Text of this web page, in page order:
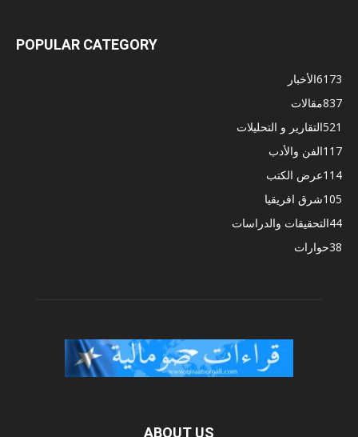
POPULAR CATEGORY
الأخبار6173
مقالات837
التقارير و التحليلات521
الفن والأدب117
عرض الكتب114
شرق افريقيا105
التحقيقات والدراسات44
حوارات38
ABOUT US